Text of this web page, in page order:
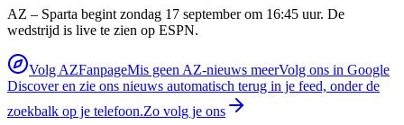
AZ – Sparta begint zondag 17 september om 16:45 uur. De
wedstrijd is live te zien op ESPN.
Volg AZFanpageMis geen AZ-nieuws meerVolg ons in Google
Discover en zie ons nieuws automatisch terug in je feed, onder de
zoekbalk op je telefoon.Zo volg je ons